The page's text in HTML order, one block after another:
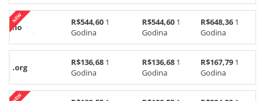
.io R$544,60 1
Godina
R$544,60 1
Godina
R$648,36 1
Godina
.org R$136,68 1
Godina
R$136,68 1
Godina
R$167,79 1
Godina